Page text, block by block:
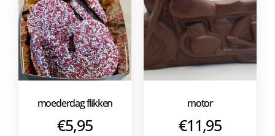
moederdag flikken
€5,95
motor
€11,95